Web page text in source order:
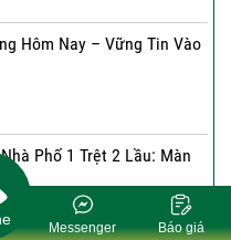
Hôm Nay – Vững Tin Vào
Phố 1 Trệt 2 Lầu: Màn
Báo giá
Messenger